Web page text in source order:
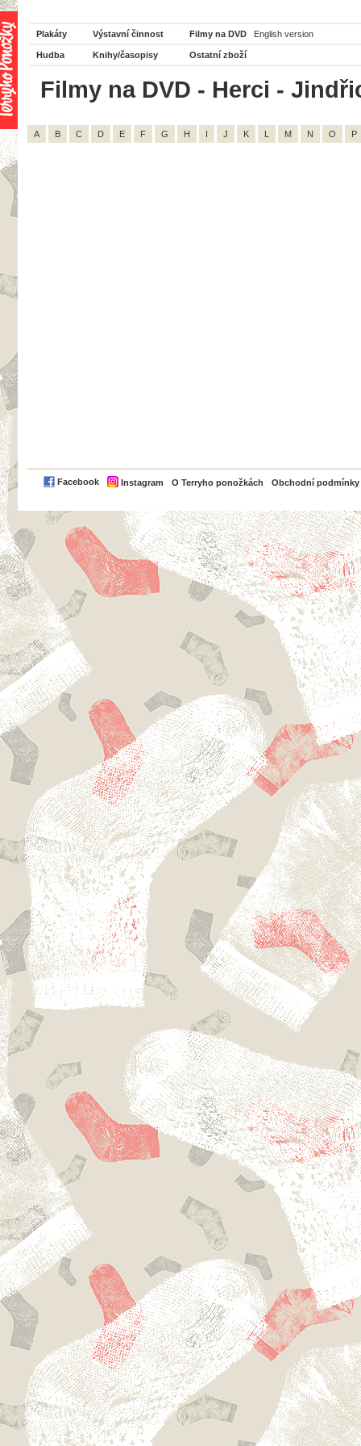
Plakáty Výstavní činnost Filmy na DVD English version
Hudba Knihy/časopisy Ostatní zboží
Filmy na DVD - Herci -
A B C D E F G H I J K L M N O P
Facebook Instagram O Terryho ponožkách Obchodní podmínky
PayPal